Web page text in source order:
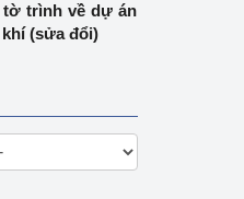
tờ trình về dự án
khí (sửa đổi)